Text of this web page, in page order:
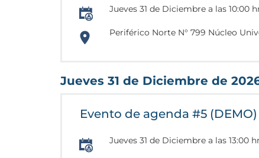
Jueves 31 de Diciembre a las 10:00
https://www.google.com/maps/
Periférico Norte N° 799 Núcleo
Jueves 31 de Diciembre de
Evento de agenda #5 (DEMO)
Jueves 31 de Diciembre a las 13:00